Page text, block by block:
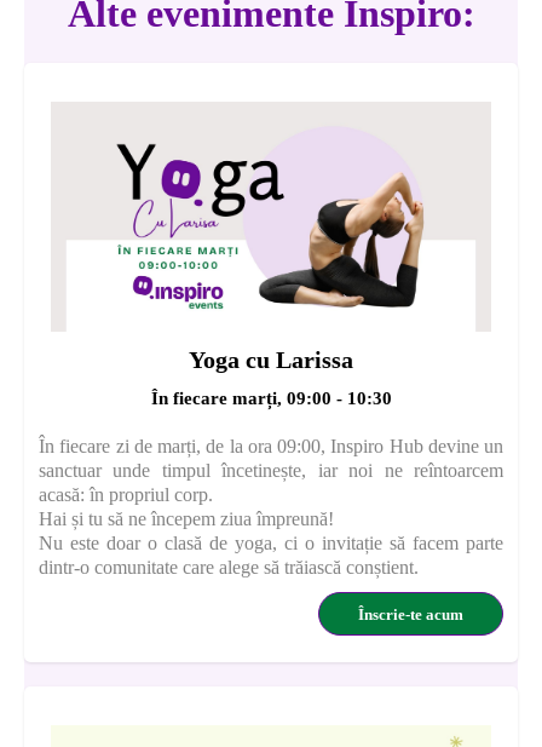
Alte evenimente Inspiro:
Yoga cu Larissa
În fiecare marți, 09:00 - 10:30
În fiecare zi de marți, de la ora 09:00, Inspiro Hub devine un
sanctuar unde timpul încetinește, iar noi ne reîntoarcem
acasă: în propriul corp.
Hai și tu să ne începem ziua împreună!
Nu este doar o clasă de yoga, ci o invitație să facem parte
dintr-o comunitate care alege să trăiască conștient.
Înscrie-te acum